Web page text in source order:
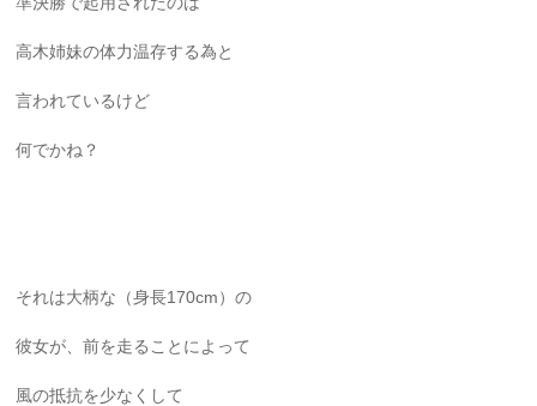
高木姉妹の体力温存する為と
言われているけど
何でかね？
それは大柄な（身長170cm）の
彼女が、前を走ることによって
風の抵抗を少なくして